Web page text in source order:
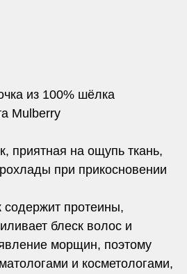
из 100% шёлка
Mulberry
приятная на ощупь ткань,
при прикосновении
протеины,
блеск волос и
морщин, поэтому
и косметологами,